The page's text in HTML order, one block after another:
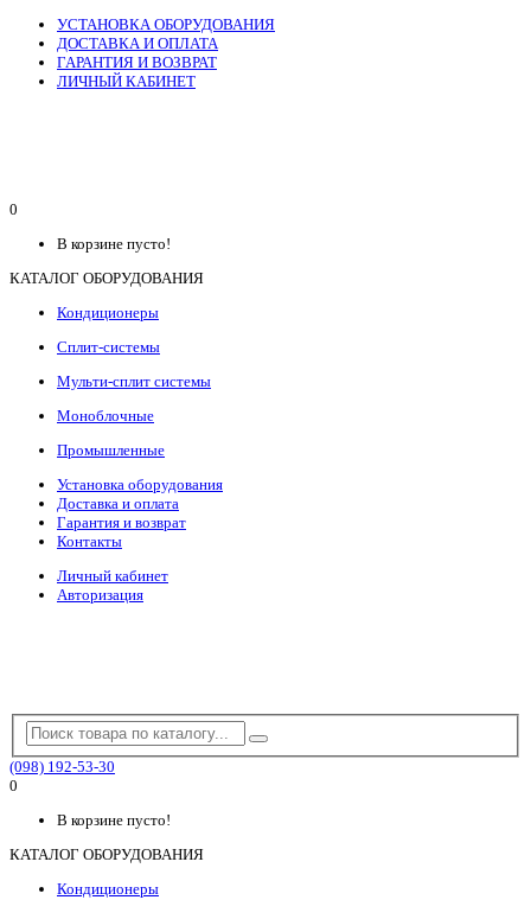
УСТАНОВКА ОБОРУДОВАНИЯ
ДОСТАВКА И ОПЛАТА
ГАРАНТИЯ И ВОЗВРАТ
ЛИЧНЫЙ КАБИНЕТ
0
В корзине пусто!
КАТАЛОГ ОБОРУДОВАНИЯ
Кондиционеры
Сплит-системы
Мульти-сплит системы
Моноблочные
Промышленные
Установка оборудования
Доставка и оплата
Гарантия и возврат
Контакты
Личный кабинет
Авторизация
(098) 192-53-30
0
В корзине пусто!
КАТАЛОГ ОБОРУДОВАНИЯ
Кондиционеры